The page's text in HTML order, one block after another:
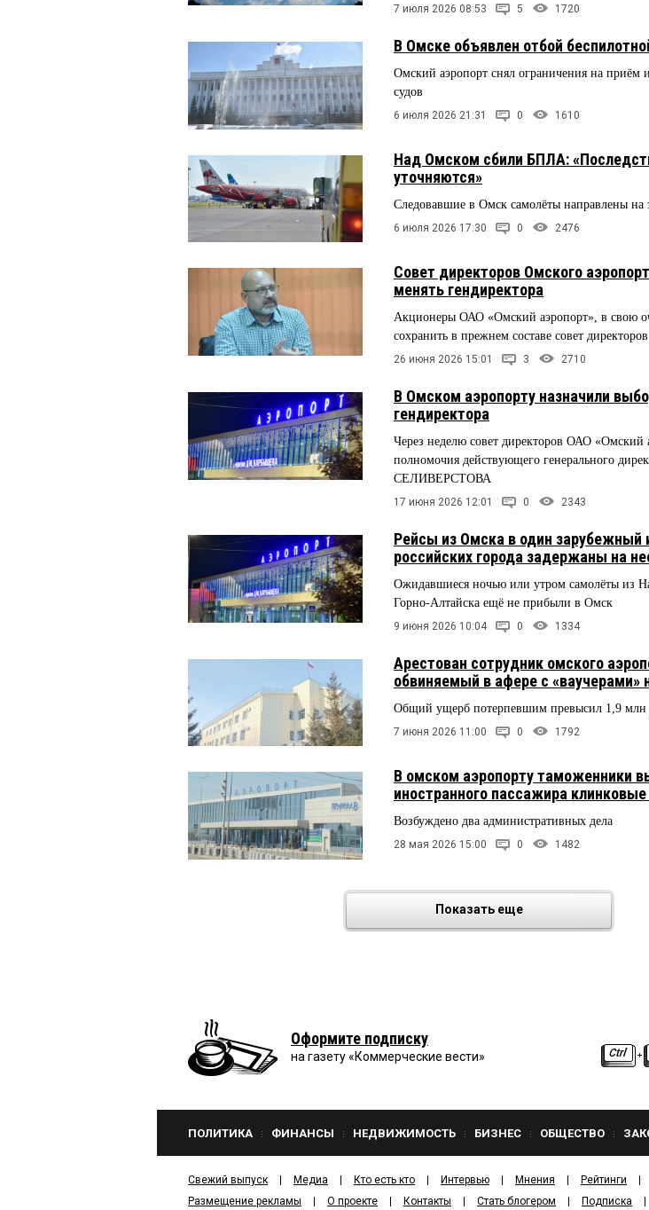
7 июля 2026 08:53 5 1720
В Омске объявлен отбой
Омский аэропорт снял ограничения на приём
судов
6 июля 2026 21:31 0 1610
Над Омском сбили БПЛА:
уточняются»
Следовавшие в Омск самолёты направлены на
6 июля 2026 17:30 0 2476
Совет директоров Омского
менять гендиректора
Акционеры ОАО «Омский аэропорт», в свою
сохранить в прежнем составе совет директоров
26 июня 2026 15:01 3 2710
В Омском аэропорту назначили
гендиректора
Через неделю совет директоров ОАО «Омский
полномочия действующего генерального
СЕЛИВЕРСТОВА
17 июня 2026 12:01 0 2343
Рейсы из Омска в один зарубежный
российских города задержаны на
Ожидавшиеся ночью или утром самолёты из
Горно-Алтайска ещё не прибыли в Омск
9 июня 2026 10:04 0 1334
Арестован сотрудник омского
обвиняемый в афере с «ваучерами»
Общий ущерб потерпевшим превысил 1,9 млн
7 июня 2026 11:00 0 1792
В омском аэропорту таможенники
иностранного пассажира
Возбуждено два административных дела
28 мая 2026 15:00 0 1482
Показать еще
Оформите подписку
на газету «Коммерческие вести»
ПОЛИТИКА ФИНАНСЫ НЕДВИЖИМОСТЬ БИЗНЕС ОБЩЕСТВО
Свежий выпуск Медиа Кто есть кто Интервью Мнения Рейтинги
Размещение рекламы
О проекте Контакты Стать блогером Подписка